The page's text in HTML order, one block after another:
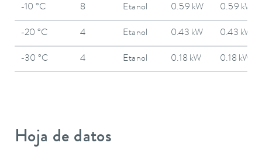
-10 °C 8 Etanol 0.59 kW 0.59 kW
-20 °C 4 Etanol 0.43 kW 0.43 kW
-30 °C 4 Etanol 0.18 kW 0.18 kW
Hoja de datos